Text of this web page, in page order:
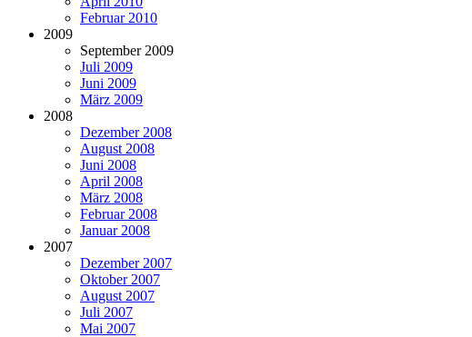
Februar 2010
2009
September 2009
Juli 2009
Juni 2009
März 2009
2008
Dezember 2008
August 2008
Juni 2008
April 2008
März 2008
Februar 2008
Januar 2008
2007
Dezember 2007
Oktober 2007
August 2007
Juli 2007
Mai 2007